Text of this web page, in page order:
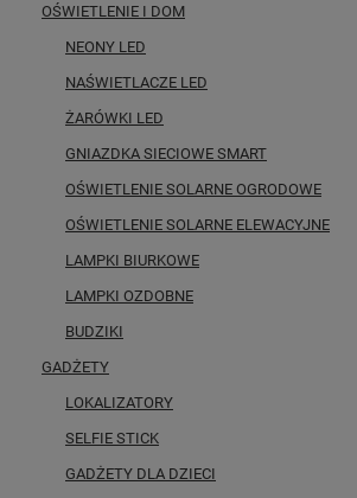
OŚWIETLENIE I DOM
NEONY LED
NAŚWIETLACZE LED
ŻARÓWKI LED
GNIAZDKA SIECIOWE SMART
OŚWIETLENIE SOLARNE OGRODOWE
OŚWIETLENIE SOLARNE ELEWACYJNE
LAMPKI BIURKOWE
LAMPKI OZDOBNE
BUDZIKI
GADŻETY
LOKALIZATORY
SELFIE STICK
GADŻETY DLA DZIECI